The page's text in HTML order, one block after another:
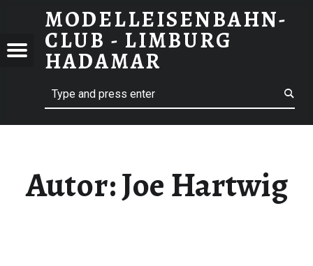
JOE HARTWIG | MODELLEISENBAHN-CLUB - LIMBURG HADAMAR
MODELLEISENBAHN-
CLUB - LIMBURG
HADAMAR
LIMBURG
Menu
Autor:Joe Hartwig